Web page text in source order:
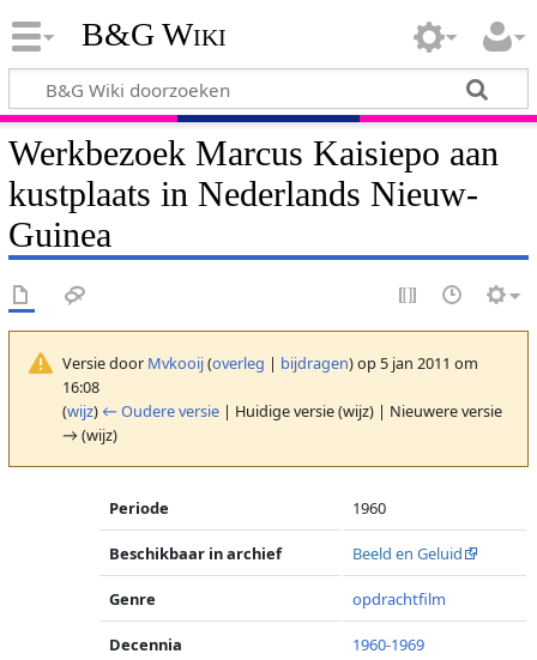
B&G Wiki
Werkbezoek Marcus Kaisiepo aan
kustplaats in Nederlands Nieuw-
Guinea
Versie door Mvkooij(overleg | bijdragen)op 5 jan 2011 om
16:08
(wijz) ← Oudere versie| Huidige versie (wijz) | Nieuwere versie
→ (wijz)
Periode 1960
Beschikbaar in archief Beeld en Geluid
Genre opdrachtfilm
Decennia 1960-1969